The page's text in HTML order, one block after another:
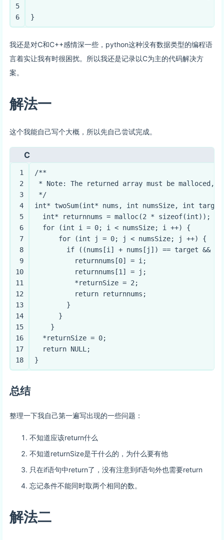
5
6
}
我还是对C和C++感情深一些，python这种没有数据类型的编程语
言着实让我有时很困扰。所以我还是记录以C为主的代码解决方
案。
解法一
这个我能自己写个大概，所以先自己尝试完成。
C
1
2
3
4
5
6
7
8
9
10
11
12
13
14
15
16
17
18
/**
* Note: The returned array must be
*/
int* twoSum(int* nums, int numsSize, int
int* returnnums = malloc(2 * sizeof(int));
for (int i = 0; i < numsSize; i ++) {
for (int j = 0; j < numsSize; j ++) {
if ((nums[i] + nums[j]) == target &&
          returnnums[
0] = i;
          returnnums[
1 ] = j;
          *returnSize =
2 ;
return returnnums;
        }
      }
    }
  *returnSize =
0;
return NULL ;
}
总结
整理一下我自己第一遍写出现的一些问题：
不知道应该return什么
不知道returnSize是干什么的，为什么要有他
只在if语句中return了，没有注意到if语句外也需要return
忘记条件不能同时取两个相同的数。
解法二